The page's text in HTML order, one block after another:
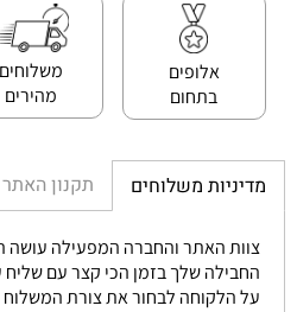
אלופים
בתחום
משלוחים
מהירים
מדיניות משלוחים תקנון האתר
צוות האתר והחברה המפעילה
החבילה שלך בזמן הכי קצר עם
על הלקוחה לבחור את צורת המשלוח